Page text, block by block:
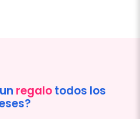
regalotodos los